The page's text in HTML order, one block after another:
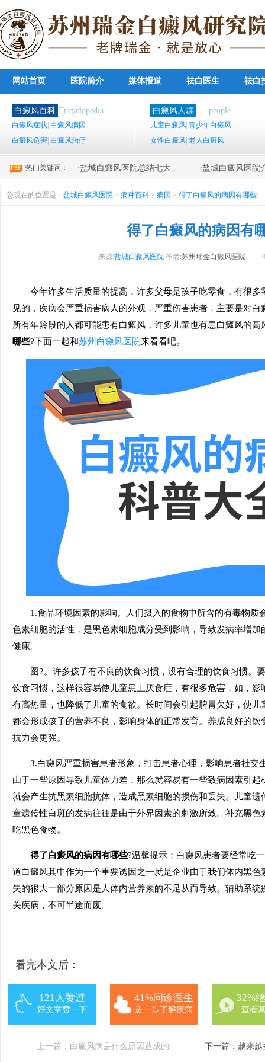
网站首页 医院简介 媒体报道 祛白医生 祛白
白癜风百科 Encyclopedia
白癜风症状 白癜风病因
白癜风危害 白癜风治疗
白癜风人群 people
儿童白癜风 青少年白癜风
女性白癜风 老人白癜风
热门关键词： ·盐城白癜风医院总结七大.. ·盐城白癜风医院
您现在的位置是： 盐城白癜风医院 > 病种百科 > 病因 > 得了白癜风的病因有哪些
得了白癜风的病因有
来源:盐城白癜风医院 作者:苏州瑞金白癜风医院
今年许多生活质量的提高，许多父母是孩子吃零食，有很多
见的，疾病会严重损害病人的外观，严重伤害患者，主要是对
所有年龄段的人都可能患有白癜风，许多儿童也有患白癜风的高
哪些?下面一起和苏州白癜风医院来看看吧。
1.食品环境因素的影响。人们摄入的食物中所含的有毒物质
色素细胞的活性，是黑色素细胞成分受到影响，导致发病率增
健康。
图2。许多孩子有不良的饮食习惯，没有合理的饮食习惯。
饮食习惯，这样很容易使儿童患上厌食症，有很多危害，如，
有高热量，也降低了儿童的食欲。长时间会引起脾胃欠好，使
都会形成孩子的营养不良，影响身体的正常发育。养成良好的
抗力会更强。
3.白癜风严重损害患者形象，打击患者心理，影响患者社交
由于一些原因导致儿童体力差，那么就容易有一些致病因素引
就会产生抗黑素细胞抗体，造成黑素细胞的损伤和丢失。儿童
童遗传性白斑的发病往往是由于外界因素的刺激所致。补充黑
吃黑色食物。
得了白癜风的病因有哪些?温馨提示：白癜风患者要经常吃
道白癜风其中作为一个重要诱因之一就是企业由于我们体内黑
失的很大一部分原因是人体内营养素的不足从而导致。辅助系
关疾病，不可半途而废。
看完本文后：
121人赞过
好文章赞一下
41%问诊医生
进一步了解疾病
32%
查看
上一篇： 白癜风病是什么原因造成的 下一篇： 越来越